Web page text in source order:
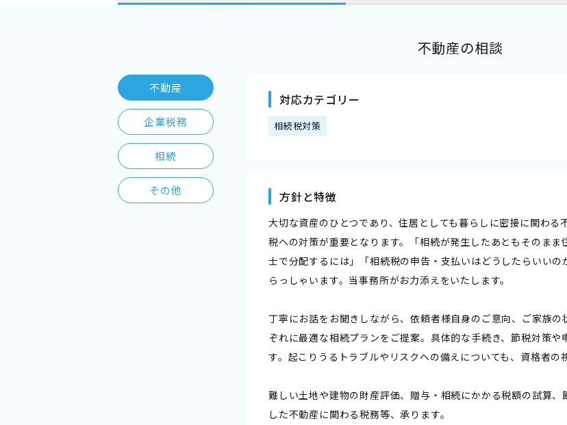
不動産の相談
不動産
企業税務
相続
その他
対応カテゴリー
相続税対策
方針と特徴
大切な資産のひとつであり、住居としても暮らしに密接に関わ
税への対策が重要となります。「相続が発生したあともそのま
士で分配するには」「相続税の申告・支払いはどうしたらいい
らっしゃいます。当事務所がお力添えをいたします。
丁寧にお話をお聞きしながら、依頼者様自身のご意向、ご家族
ぞれに最適な相続プランをご提案。具体的な手続き、節税対策
す。起こりうるトラブルやリスクへの備えについても、資格者の
難しい土地や建物の財産評価、贈与・相続にかかる税額の試算
した不動産に関わる税務等、承ります。